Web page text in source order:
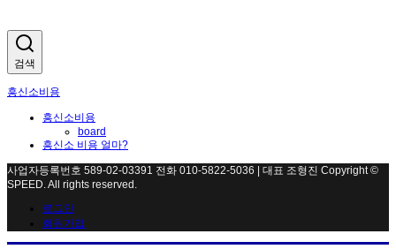
검색
흥신소비용
흥신소비용
board
흥신소 비용 얼마?
사업자등록번호 589-02-03391 전화 010-5822-5036 | 대표 조형진 Copyright ©
SPEED. All rights reserved.
로그인
회원가입